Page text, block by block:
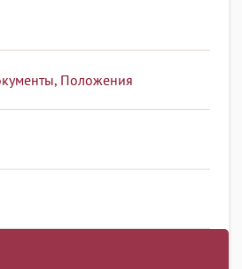
Положения